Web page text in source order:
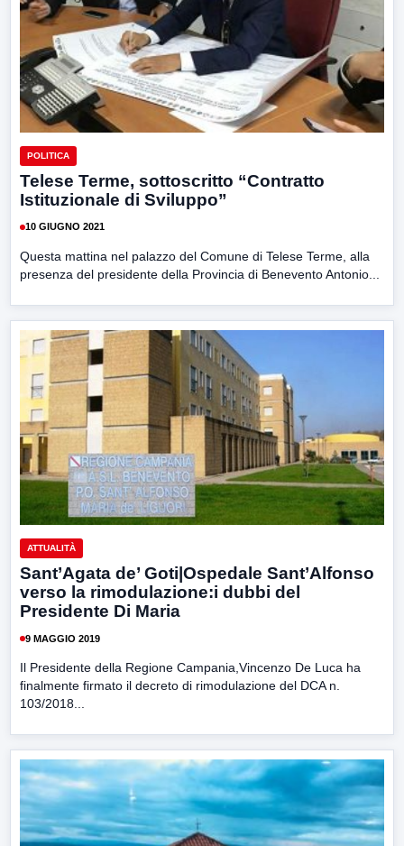
POLITICA
Telese Terme, sottoscritto “Contratto
Istituzionale di Sviluppo”
10 GIUGNO 2021
Questa mattina nel palazzo del Comune di Telese Terme, alla
presenza del presidente della Provincia di Benevento Antonio...
ATTUALITÀ
Sant’Agata de’ Goti|Ospedale Sant’Alfonso
verso la rimodulazione:i dubbi del
Presidente Di Maria
9 MAGGIO 2019
Il Presidente della Regione Campania,Vincenzo De Luca ha
finalmente firmato il decreto di rimodulazione del DCA n.
103/2018...